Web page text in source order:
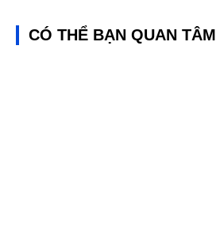
CÓ THỂ BẠN QUAN TÂM